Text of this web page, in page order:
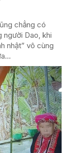
chẳng có
người Dao, khi
nhật” vô cùng